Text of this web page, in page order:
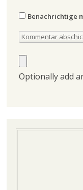
Benachrichtige
Optionally add